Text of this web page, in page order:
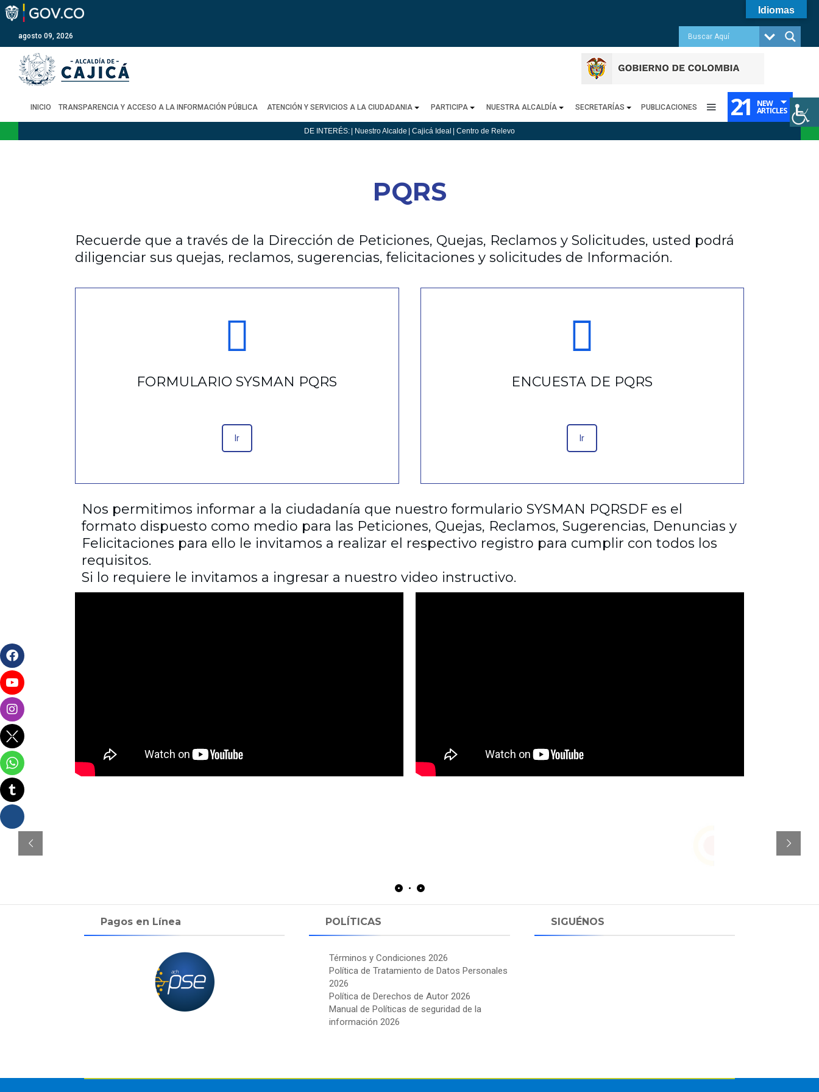
agosto 09, 2026
INICIO TRANSPARENCIA Y ACCESO A LA INFORMACIÓN PÚBLICA ATENCIÓN Y SERVICIOS A LA CIUDADANIA PARTICIPA NUESTRA ALCALDÍA SECRETARÍAS PUBLICACIONES 21 NEW
ARTICLES
DE INTERÉS: | Nuestro Alcalde | Cajicá Ideal | Centro de Relevo
PQRS
Recuerde que a través de la Dirección de Peticiones, Quejas, Reclamos y Solicitudes, usted podrá
diligenciar sus quejas, reclamos, sugerencias, felicitaciones y solicitudes de Información.
FORMULARIO SYSMAN PQRS
Ir
ENCUESTA DE PQRS
Ir
Nos permitimos informar a la ciudadanía que nuestro formulario SYSMAN PQRSDF es el
formato dispuesto como medio para las Peticiones, Quejas, Reclamos, Sugerencias, Denuncias y
Felicitaciones para ello le invitamos a realizar el respectivo registro para cumplir con todos los
requisitos.
Si lo requiere le invitamos a ingresar a nuestro video instructivo.
Pagos en Línea POLÍTICAS
Términos y Condiciones 2026
Política de Tratamiento de Datos Personales
2026
Política de Derechos de Autor 2026
Manual de Políticas de seguridad de la
información 2026
SIGUÉNOS
Idiomas